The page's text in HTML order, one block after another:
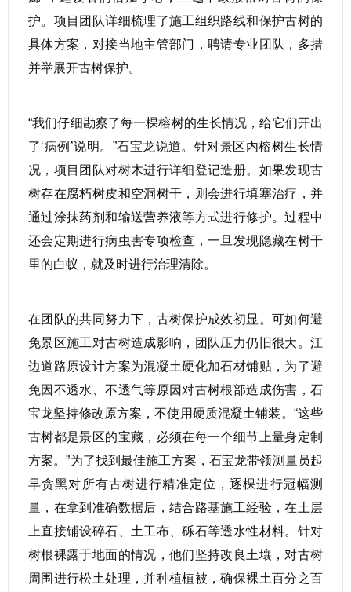
护。项目团队详细梳理了施工组织路线和保护古树的
具体方案，对接当地主管部门，聘请专业团队，多措
并举展开古树保护。
“我们仔细勘察了每一棵榕树的生长情况，给它们开出
了‘病例’说明。”石宝龙说道。针对景区内榕树生长情
况，项目团队对树木进行详细登记造册。如果发现古
树存在腐朽树皮和空洞树干，则会进行填塞治疗，并
通过涂抹药剂和输送营养液等方式进行修护。过程中
还会定期进行病虫害专项检查，一旦发现隐藏在树干
里的白蚁，就及时进行治理清除。
在团队的共同努力下，古树保护成效初显。可如何避
免景区施工对古树造成影响，团队压力仍旧很大。江
边道路原设计方案为混凝土硬化加石材铺贴，为了避
免因不透水、不透气等原因对古树根部造成伤害，石
宝龙坚持修改原方案，不使用硬质混凝土铺装。“这些
古树都是景区的宝藏，必须在每一个细节上量身定制
方案。”为了找到最佳施工方案，石宝龙带领测量员起
早贪黑对所有古树进行精准定位，逐棵进行冠幅测
量，在拿到准确数据后，结合路基施工经验，在土层
上直接铺设碎石、土工布、砾石等透水性材料。针对
树根裸露于地面的情况，他们坚持改良土壤，对古树
周围进行松土处理，并种植植被，确保裸土百分之百